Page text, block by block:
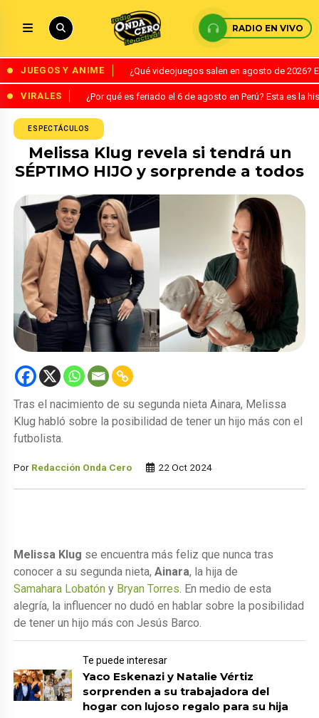
RADIO EN VIVO
JUEGOS Y ANIME ¿Qué videojuegos salen en agosto de
VIRALES ¿Por qué es feriado el 6 de agosto en Perú? Esta es la
ESPECTÁCULOS
Melissa Klug revela si tendrá un
SÉPTIMO HIJO y sorprende a todos
Tras el nacimiento de su segunda nieta Ainara, Melissa
Klug habló sobre la posibilidad de tener un hijo más con el
futbolista.
Por Redacción Onda Cero 22 Oct 2024
Melissa Klug se encuentra más feliz que nunca tras
conocer a su segunda nieta,Ainara, la hija de
Samahara Lobatón y Bryan Torres . En medio de esta
alegría, la influencer no dudó en hablar sobre la posibilidad
de tener un hijo más con Jesús Barco.
Te puede interesar
Yaco Eskenazi y Natalie Vértiz
sorprenden a su trabajadora del
hogar con lujoso regalo para su hija